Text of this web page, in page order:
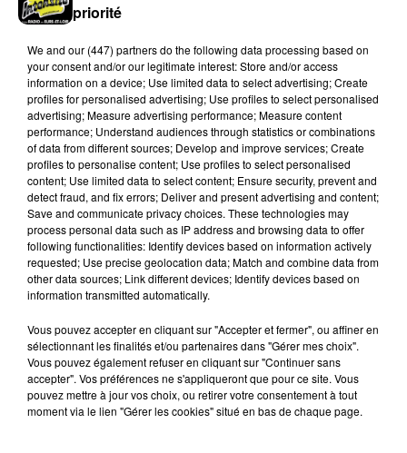
Nottonville : un feu de cabanon de jardin
mobilise 13 sapeurs-pompiers
Un incendie s'est déclaré en début d'après-midi 8
août dans le jardin d'une habitation à Nottonville.
L'intervention rapide des secours a permis
d'éteindre...
A LA UNE Voir plus
priorité
We and our (447) partnersdo the following data processing based on
your consent and/or our legitimate interest: Store and/or access
information on a device; Use limited data to select advertising; Create
profiles for personalised advertising; Use profiles to select personalised
advertising; Measure advertising performance; Measure content
performance; Understand audiences through statistics or combinations
of data from different sources; Develop and improve services; Create
profiles to personalise content; Use profiles to select personalised
content; Use limited data to select content; Ensure security, prevent and
detect fraud, and fix errors; Deliver and present advertising and content;
Save and communicate privacy choices. These technologies may
process personal data such as IP address and browsing data to offer
following functionalities: Identify devices based on information actively
requested; Use precise geolocation data; Match and combine data from
other data sources; Link different devices; Identify devices based on
information transmitted automatically.
Vous pouvez accepter en cliquant sur "Accepter et fermer", ou affiner en
sélectionnant les finalités et/ou partenaires dans "Gérer mes choix".
Vous pouvez également refuser en cliquant sur "Continuer sans
accepter". Vos préférences ne s'appliqueront que pour ce site. Vous
pouvez mettre à jour vos choix, ou retirer votre consentement à tout
moment via le lien "Gérer les cookies" situé en bas de chaque page.